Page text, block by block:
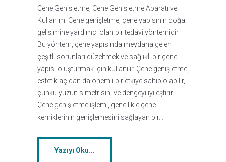
Çene Genişletme, Çene Genişletme Aparatı ve
Kullanımı Çene genişletme, çene yapısının doğal
gelişimine yardımcı olan bir tedavi yöntemidir.
Bu yöntem, çene yapısında meydana gelen
çeşitli sorunları düzeltmek ve sağlıklı bir çene
yapısı oluşturmak için kullanılır. Çene genişletme,
estetik açıdan da önemli bir etkiye sahip olabilir,
çünkü yüzün simetrisini ve dengeyi iyileştirir.
Çene genişletme işlemi, genellikle çene
kemiklerinin genişlemesini sağlayan bir…
Yazıyı Oku...